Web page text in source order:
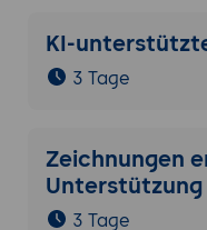
KI-
3 Tage
Zeichnungen
Unterstützung
3 Tage